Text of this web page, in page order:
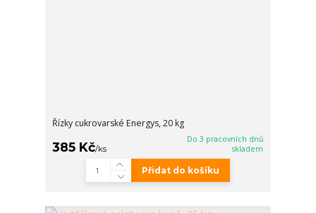
Řízky cukrovarské Energys, 20 kg
385 Kč/ks
Do 3 pracovních dnů
skladem
Přidat do košíku